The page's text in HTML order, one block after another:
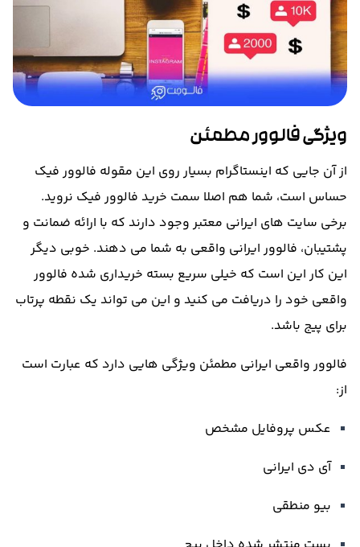
ویژگی فالوور مطمئن
از آن جایی که اینستاگرام بسیار روی این مقوله فالوور فیک
حساس است، شما هم اصلا سمت خرید فالوور فیک نروید.
برخی سایت های ایرانی معتبر وجود دارند که با ارائه ضمانت و
پشتیبان، فالوور ایرانی واقعی به شما می دهند. خوبی دیگر
این کار این است که خیلی سریع بسته خریداری شده فالوور
واقعی خود را دریافت می کنید و این می تواند یک نقطه پرتاب
برای پیج باشد.
فالوور واقعی ایرانی مطمئن ویژگی هایی دارد که عبارت است
از:
عکس پروفایل مشخص
آی دی ایرانی
بیو منطقی